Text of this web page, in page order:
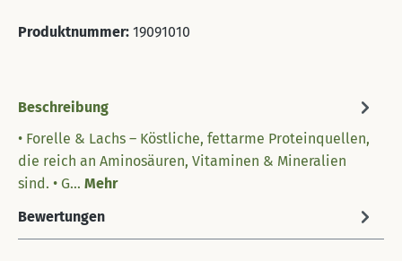
Produktnummer: 19091010
Beschreibung
• Forelle & Lachs – Köstliche, fettarme Proteinquellen,
die reich an Aminosäuren, Vitaminen & Mineralien
sind. • G… Mehr
Bewertungen